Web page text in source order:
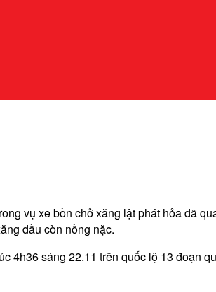
vụ xe bồn chở xăng lật phát hỏa đã
dầu còn nồng nặc.
4h36 sáng 22.11 trên quốc lộ 13 đoạn